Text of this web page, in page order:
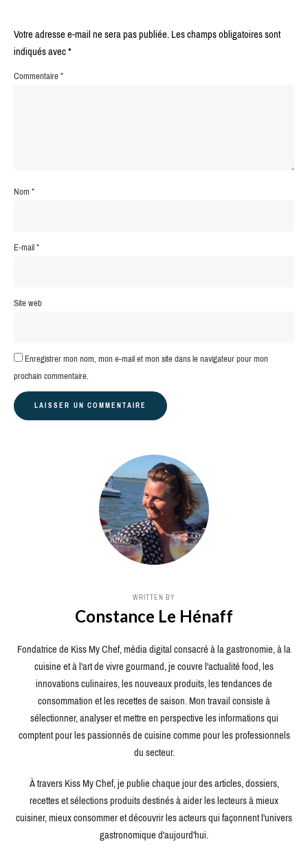
Votre adresse e-mail ne sera pas publiée.Les champs obligatoires sont
indiqués avec*
Commentaire*
Nom*
E-mail*
Site web
Enregistrer mon nom, mon e-mail et mon site dans le navigateur pour mon
prochain commentaire.
WRITTEN BY
Constance Le Hénaff
Fondatrice de Kiss My Chef, média digital consacré à la gastronomie, à la
cuisine et à l'art de vivre gourmand, je couvre l'actualité food, les
innovations culinaires, les nouveaux produits, les tendances de
consommation et les recettes de saison. Mon travail consiste à
sélectionner, analyser et mettre en perspective les informations qui
comptent pour les passionnés de cuisine comme pour les professionnels
du secteur.
À travers Kiss My Chef, je publie chaque jour des articles, dossiers,
recettes et sélections produits destinés à aider les lecteurs à mieux
cuisiner, mieux consommer et découvrir les acteurs qui façonnent l'univers
gastronomique d'aujourd'hui.